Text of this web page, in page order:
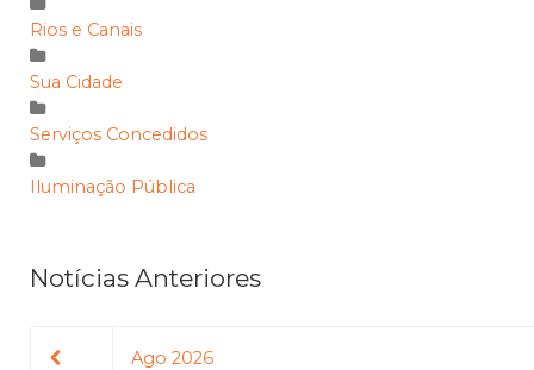
Rios e Canais
Sua Cidade
Serviços Concedidos
Iluminação Pública
Notícias Anteriores
Ago 2026